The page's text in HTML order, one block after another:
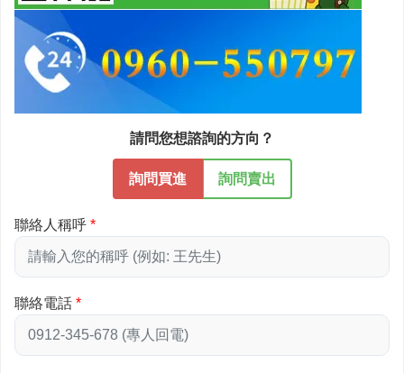
請問您想諮詢的方向？
詢問買進 詢問賣出
聯絡人稱呼
聯絡電話